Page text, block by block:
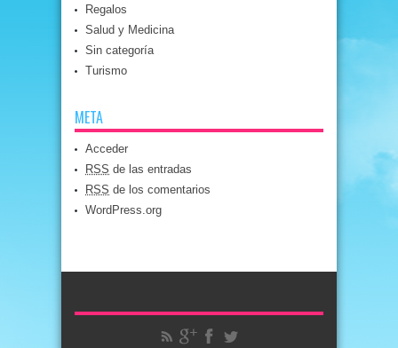
Regalos
Salud y Medicina
Sin categoría
Turismo
META
Acceder
RSS de las entradas
RSS de los comentarios
WordPress.org